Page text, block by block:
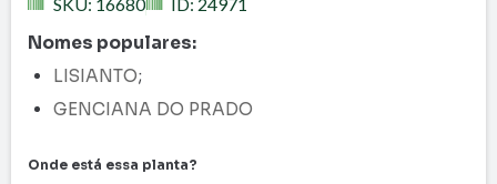
SKU: 16680
ID: 24971
Nomes populares:
LISIANTO;
GENCIANA DO PRADO
Onde está essa planta?